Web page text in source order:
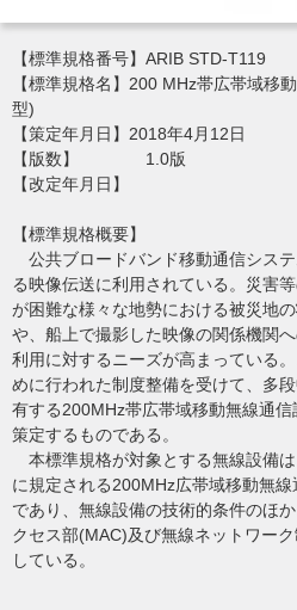
【標準規格番号】ARIB STD-T119
【標準規格名】200 MHz帯広帯域移
型)
【策定年月日】2018年4月12日
【版数】 1.0版
【改定年月日】
【標準規格概要】
公共ブロードバンド移動通信シス
る映像伝送に利用されている。災害
が困難な様々な地勢における被災地
や、船上で撮影した映像の関係機関
利用に対するニーズが高まっている
めに行われた制度整備を受けて、多
有する200MHz帯広帯域移動無線通
策定するものである。
本標準規格が対象とする無線設備
に規定される200MHz広帯域移動無
であり、無線設備の技術的条件のほ
クセス部(MAC)及び無線ネットワー
している。